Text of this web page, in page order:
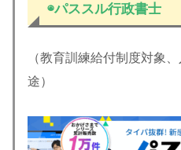
◉パススル行政書士
（教育訓練給付制度対象
途）